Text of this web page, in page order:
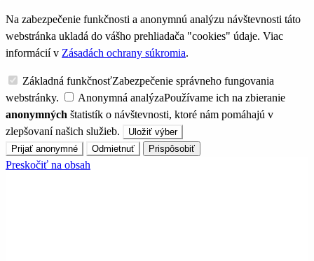
Na zabezpečenie funkčnosti a anonymnú analýzu návštevnosti táto
webstránka ukladá do vášho prehliadača "cookies" údaje. Viac
informácií v Zásadách ochrany súkromia.
Základná funkčnosťZabezpečenie správneho fungovania
webstránky.
Anonymná analýzaPoužívame ich na zbieranie
anonymných štatistík o návštevnosti, ktoré nám pomáhajú v
zlepšovaní našich služieb.
Uložiť výber
Prijať anonymné
Odmietnuť Prispôsobiť
Preskočiť na obsah